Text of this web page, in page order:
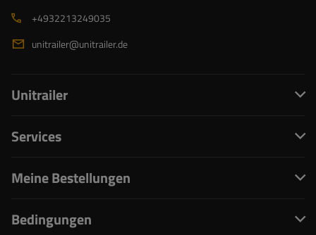
+4932213249035
unitrailer@unitrailer.de
Unitrailer
Services
Meine Bestellungen
Bedingungen